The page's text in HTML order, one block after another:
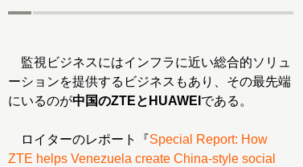
監視ビジネスにはインフラに近い総合的ソリュ
ーションを提供するビジネスもあり、その最先端
にいるのが中国のZTEとHUAWEI である。
ロイターのレポート『Special Report: How
ZTE helps Venezuela create China-style social